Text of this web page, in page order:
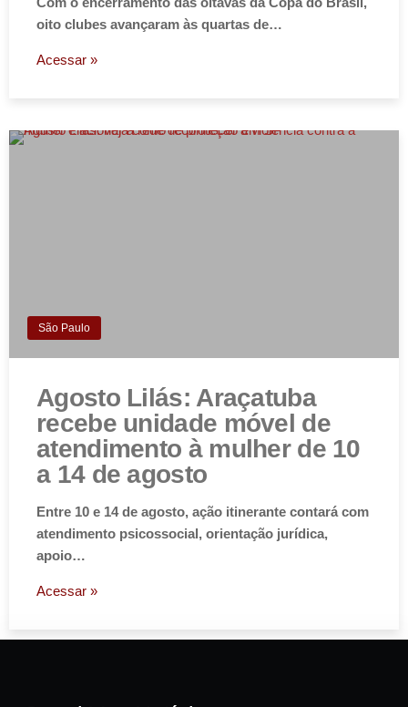
oito clubes avançaram às quartas de…
Acessar »
São Paulo
Agosto Lilás: Araçatuba
recebe unidade móvel de
atendimento à mulher de 10
a 14 de agosto
Entre 10 e 14 de agosto, ação itinerante contará com
atendimento psicossocial, orientação jurídica,
apoio…
Acessar »